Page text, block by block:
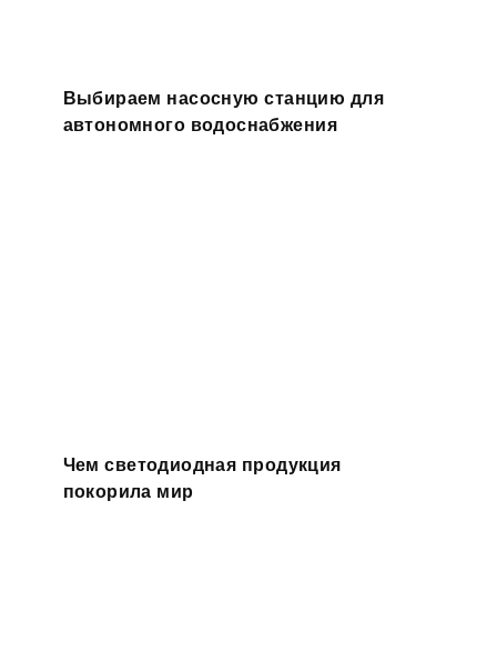
Выбираем насосную станцию для
автономного водоснабжения
Чем светодиодная продукция
покорила мир